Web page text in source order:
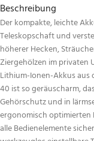
Beschreibung
Der kompakte, leichte
Teleskopschaft und
höherer Hecken,
Ziergehölzen im privaten
Lithium-Ionen-Akkus aus
40 ist so geräuscharm,
Gehörschutz und in
ergonomisch optimierten
alle Bedienelemente